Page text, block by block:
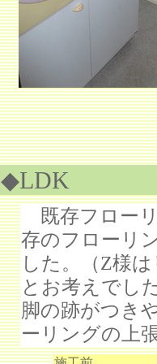
◆LDK
既存フロー
存のフローリ
した。（Z様
とお考えでし
脚の跡がつき
ーリングの上